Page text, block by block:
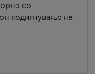
со
подигнување на